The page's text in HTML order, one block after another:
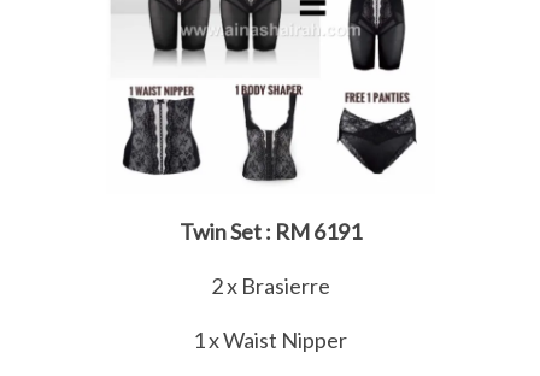
Twin Set : RM 6191
2 x Brasierre
1 x Waist Nipper